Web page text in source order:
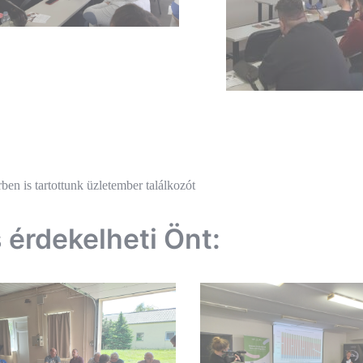
is tartottunk üzletember találkozót
érdekelheti Önt: